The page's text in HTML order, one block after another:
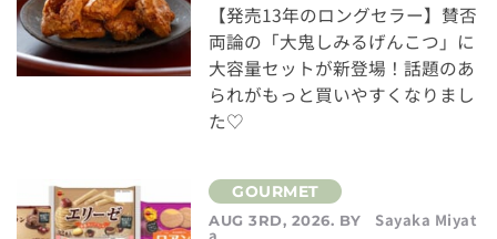
【発売13年のロングセラー】賛否
両論の「大鬼しみるげんこつ」に
大容量セットが新登場！話題のあ
られがもっと買いやすくなりまし
た♡
AUG 3RD, 2026. BY Sayaka Miyat